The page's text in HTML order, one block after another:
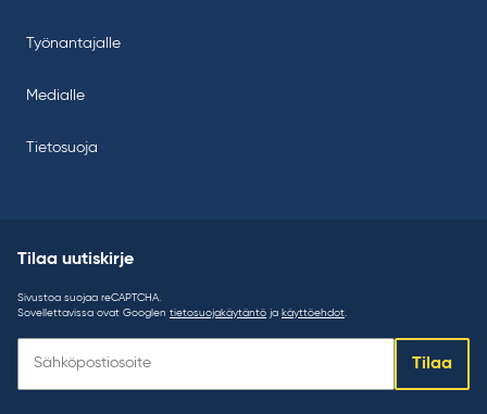
Työnantajalle
Medialle
Tietosuoja
Tilaa uutiskirje
Sivustoa suojaa reCAPTCHA.
Sovellettavissa ovat Googlen tietosuojakäytäntö ja käyttöehdot
uutiskirje:
Tilaa